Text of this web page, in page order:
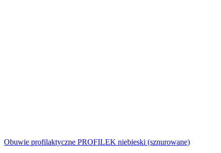
Obuwie profilaktyczne PROFILEK niebieski (sznurowane)